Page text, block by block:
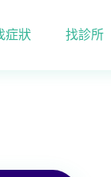
症狀 找診所